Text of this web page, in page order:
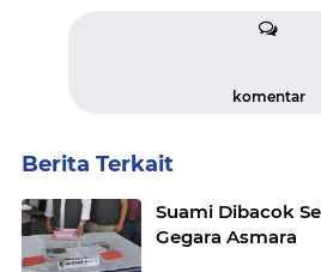
komentar
Berita Terkait
Suami Dibacok
Gegara Asmara